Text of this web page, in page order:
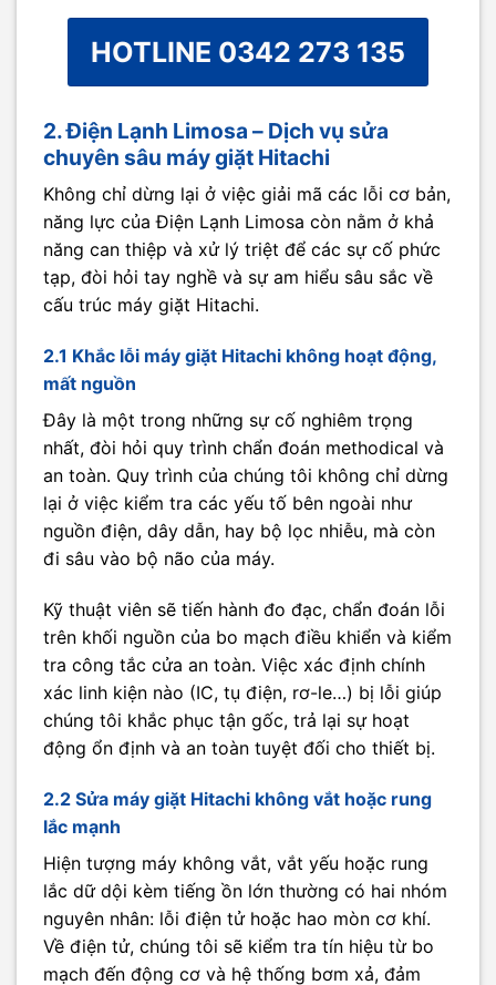
HOTLINE 0342 273 135
2. Điện Lạnh Limosa – Dịch vụ sửa
chuyên sâu máy giặt Hitachi
Không chỉ dừng lại ở việc giải mã các lỗi cơ bản,
năng lực của Điện Lạnh Limosa còn nằm ở khả
năng can thiệp và xử lý triệt để các sự cố phức
tạp, đòi hỏi tay nghề và sự am hiểu sâu sắc về
cấu trúc máy giặt Hitachi.
2.1 Khắc lỗi máy giặt Hitachi không hoạt động,
mất nguồn
Đây là một trong những sự cố nghiêm trọng
nhất, đòi hỏi quy trình chẩn đoán methodical và
an toàn. Quy trình của chúng tôi không chỉ dừng
lại ở việc kiểm tra các yếu tố bên ngoài như
nguồn điện, dây dẫn, hay bộ lọc nhiễu, mà còn
đi sâu vào bộ não của máy.
Kỹ thuật viên sẽ tiến hành đo đạc, chẩn đoán lỗi
trên khối nguồn của bo mạch điều khiển và kiểm
tra công tắc cửa an toàn. Việc xác định chính
xác linh kiện nào (IC, tụ điện, rơ-le…) bị lỗi giúp
chúng tôi khắc phục tận gốc, trả lại sự hoạt
động ổn định và an toàn tuyệt đối cho thiết bị.
2.2 Sửa máy giặt Hitachi không vắt hoặc rung
lắc mạnh
Hiện tượng máy không vắt, vắt yếu hoặc rung
lắc dữ dội kèm tiếng ồn lớn thường có hai nhóm
nguyên nhân: lỗi điện tử hoặc hao mòn cơ khí.
Về điện tử, chúng tôi sẽ kiểm tra tín hiệu từ bo
mạch đến động cơ và hệ thống bơm xả, đảm